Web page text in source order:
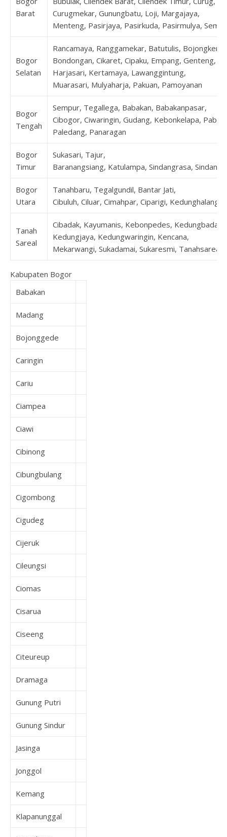
Barat
Curugmekar, Gunungbatu, Loji, Margajaya,
Menteng, Pasirjaya, Pasirkuda, Pasirmulya,
Bogor
Selatan
Rancamaya, Ranggamekar, Batutulis,
Bondongan, Cikaret, Cipaku, Empang, Genteng,
Harjasari, Kertamaya, Lawanggintung,
Muarasari, Mulyaharja, Pakuan, Pamoyanan
Bogor
Tengah
Sempur, Tegallega, Babakan, Babakanpasar,
Cibogor, Ciwaringin, Gudang, Kebonkelapa,
Paledang, Panaragan
Bogor
Timur
Sukasari, Tajur,
Baranangsiang, Katulampa, Sindangrasa,
Bogor
Utara
Tanahbaru, Tegalgundil, Bantar Jati,
Cibuluh, Ciluar, Cimahpar, Ciparigi, Kedunghalang
Tanah
Sareal
Cibadak, Kayumanis, Kebonpedes, Kedungbadak,
Kedungjaya, Kedungwaringin, Kencana,
Mekarwangi, Sukadamai, Sukaresmi, Tanahsareal
Kabupaten Bogor
Babakan
Madang
Bojonggede
Caringin
Cariu
Ciampea
Ciawi
Cibinong
Cibungbulang
Cigombong
Cigudeg
Cijeruk
Cileungsi
Ciomas
Cisarua
Ciseeng
Citeureup
Dramaga
Gunung Putri
Gunung Sindur
Jasinga
Jonggol
Kemang
Klapanunggal